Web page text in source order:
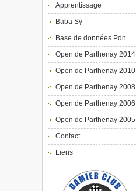
Apprentissage
Baba Sy
Base de données Pdn
Open de Parthenay 2014
Open de Parthenay 2010
Open de Parthenay 2008
Open de Parthenay 2006
Open de Parthenay 2005
Contact
Liens